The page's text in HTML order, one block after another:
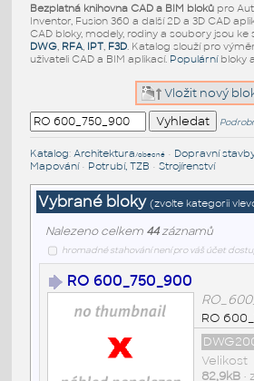
Bezplatná knihovna CAD a BIM blokůpro
Inventor, Fusion 360 a další 2D a 3D CAD
CAD bloky, modely, rodiny a soubory jsou
DWG, RFA, IPT, F3D. Katalog slouží pro
uživateli CAD a BIM aplikací. Populárníbloky
Vložit nový
Katalog: Architektura/obecné• Dopravní
Mapování• Potrubí, TZB • Strojírenství
Vybrané bloky (zvolte kategorii
Nalezeno celkem 44záznamů
hromadné stahování není pro váš účet
RO 600_750_900
RO
Velikost
82,9kB•